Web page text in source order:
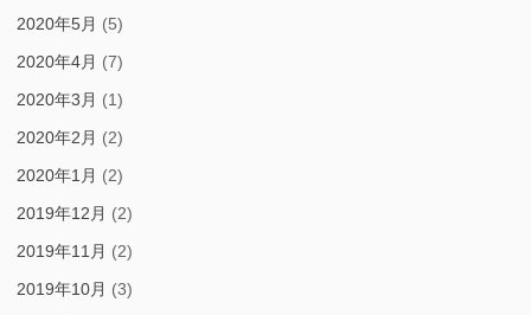
2020年5月 (5)
2020年4月 (7)
2020年3月 (1)
2020年2月 (2)
2020年1月 (2)
2019年12月 (2)
2019年11月 (2)
2019年10月 (3)